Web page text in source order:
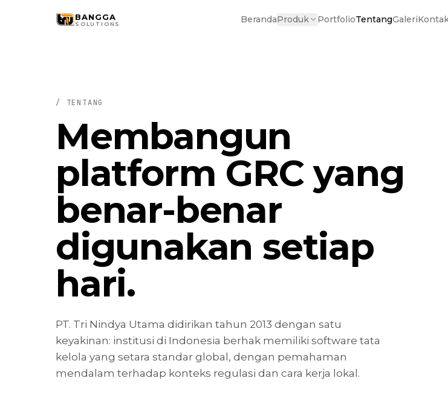
BANGGA
SOLUTIONS BerandaProduk PortfolioTentangGaleri
/ TENTANG
Membangun
platform GRC yang
benar-benar
digunakan setiap
hari.
PT. Tri Nindya Utama didirikan tahun 2013 dengan satu
keyakinan: institusi di Indonesia berhak memiliki software tata
kelola yang setara standar global, dengan pemahaman
mendalam terhadap konteks regulasi dan cara kerja lokal.